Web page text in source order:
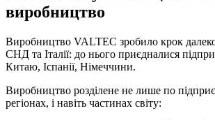
виробництво
Виробництво VALTEC зробило крок далеко
СНД та Італії: до нього приєдналися
Китаю, Іспанії, Німеччини.
Виробництво розділене не лише по
регіонах, і навіть частинах світу: